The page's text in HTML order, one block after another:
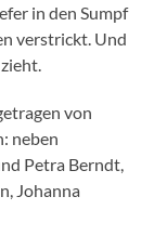
in den Sumpf
verstrickt. Und
von
neben
Petra Berndt,
Johanna